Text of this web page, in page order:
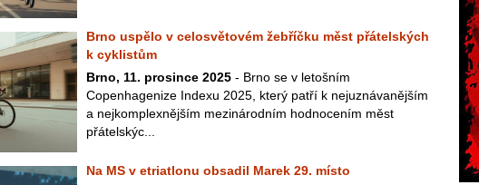
Brno uspělo v celosvětovém žebříčku měst přátelských
k cyklistům
Brno, 11. prosince 2025 - Brno se v letošním
Copenhagenize Indexu 2025, který patří k nejuznávanějším
a nejkomplexnějším mezinárodním hodnocením měst
přátelskýc...
Na MS v etriatlonu obsadil Marek 29. místo